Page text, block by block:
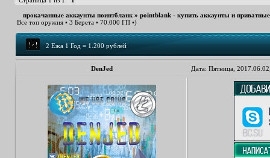
прокачанные аккаунты поинтбланк » pointblank - купить аккаунты и
Все топ оружия • 3 Берета • 70.000 ГП •)
2 Ежа 1 Год = 1.200 рублей
DenJed Дата: Пятница,